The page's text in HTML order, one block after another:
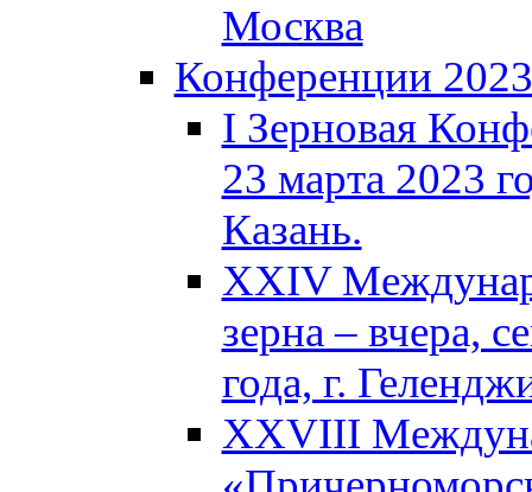
Москва
Конференции 2023
I Зерновая
23 марта 2023
Казань.
XXIV
зерна – вчера,
года, г.
XXVIII